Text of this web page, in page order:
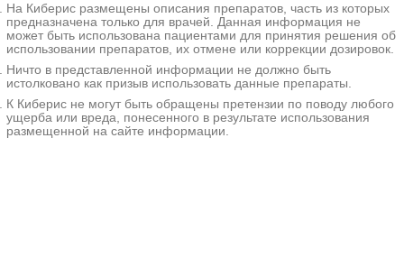
клиническим и
психодиагностическим методом.
Лечение медикаментозное,
направлено на купирование
симптомов, может включать
антипсихотики, транквилизаторы,
препараты инсулина и другие
средства.
На Киберис размещены описания препаратов, часть из которых
предназначена только для врачей. Данная информация не
может быть использована пациентами для принятия решения об
использовании препаратов, их отмене или коррекции дозировок.
Ничто в представленной информации не должно быть
истолковано как призыв использовать данные препараты.
К Киберис не могут быть обращены претензии по поводу любого
ущерба или вреда, понесенного в результате использования
размещенной на сайте информации.